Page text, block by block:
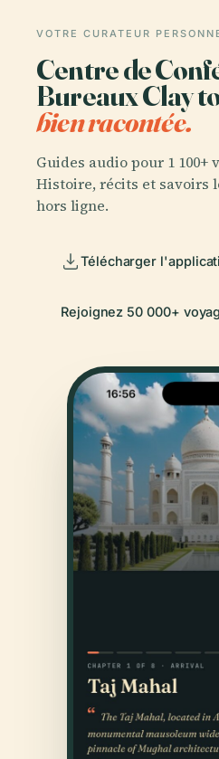
VOTRE CURATEUR
Centre de
Bureaux Clay
bien racontée.
Guides audio pour 1 100+
Histoire, récits et savoirs
hors ligne.
Télécharger
Rejoignez 50 000+